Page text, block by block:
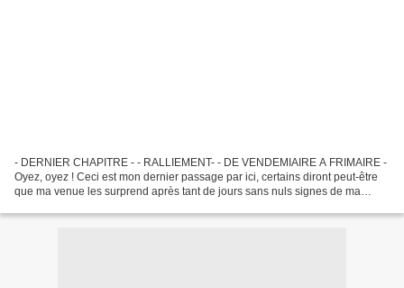
- DERNIER CHAPITRE - - RALLIEMENT- - DE VENDEMIAIRE A FRIMAIRE -
Oyez, oyez ! Ceci est mon dernier passage par ici, certains diront peut-être
que ma venue les surprend après tant de jours sans nuls signes de ma